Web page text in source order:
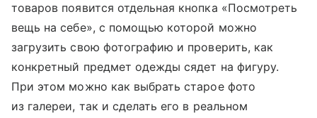
товаров появится отдельная кнопка «Посмотреть
вещь на себе», с помощью которой можно
загрузить свою фотографию и проверить, как
конкретный предмет одежды сядет на фигуру.
При этом можно как выбрать старое фото
из галереи, так и сделать его в реальном